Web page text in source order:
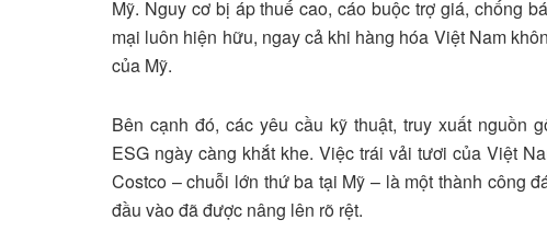
Mỹ. Nguy cơ bị áp thuế cao, cáo buộc trợ giá, chống
mại luôn hiện hữu, ngay cả khi hàng hóa Việt Nam
của Mỹ.
Bên cạnh đó, các yêu cầu kỹ thuật, truy xuất nguồn
ESG ngày càng khắt khe. Việc trái vải tươi của Việt
Costco – chuỗi lớn thứ ba tại Mỹ – là một thành công
đầu vào đã được nâng lên rõ rệt.